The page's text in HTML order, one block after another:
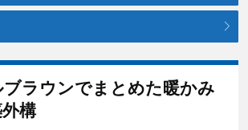
ラウンでまとめた暖かみ
構